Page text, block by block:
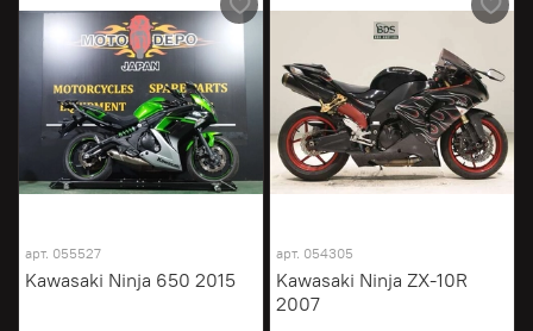
арт. 055527
Kawasaki Ninja 650 2015
арт. 054305
Kawasaki Ninja ZX-10R
2007